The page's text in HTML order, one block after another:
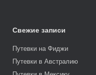
Свежие записи
Путевки на Фиджи
Путевки в Австралию